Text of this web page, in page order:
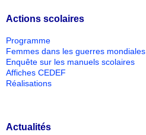
Actions scolaires
Programme
Femmes dans les guerres mondiales
Enquête sur les manuels scolaires
Affiches CEDEF
Réalisations
Actualités